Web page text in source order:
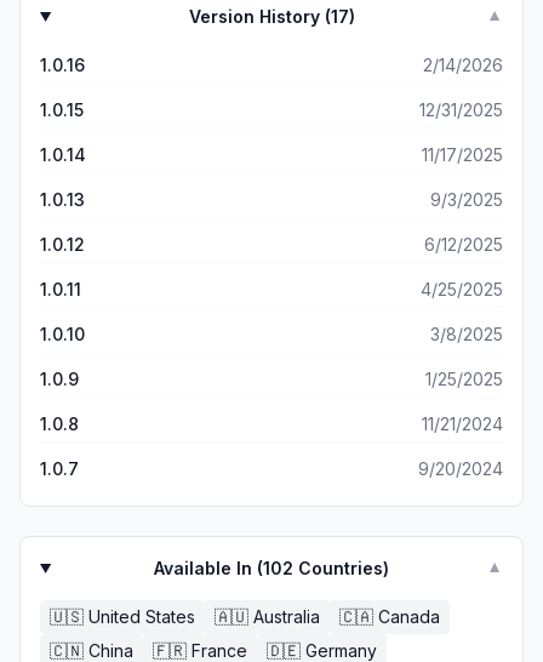
Version History (17) ▼
1.0.16 2/14/2026
1.0.15 12/31/2025
1.0.14 11/17/2025
1.0.13 9/3/2025
1.0.12 6/12/2025
1.0.11 4/25/2025
1.0.10 3/8/2025
1.0.9 1/25/2025
1.0.8 11/21/2024
1.0.7 9/20/2024
Available In (102 Countries) ▼
🇺🇸 United States 🇦🇺 Australia 🇨🇦 Canada
🇨🇳 China 🇫🇷 France 🇩🇪 Germany